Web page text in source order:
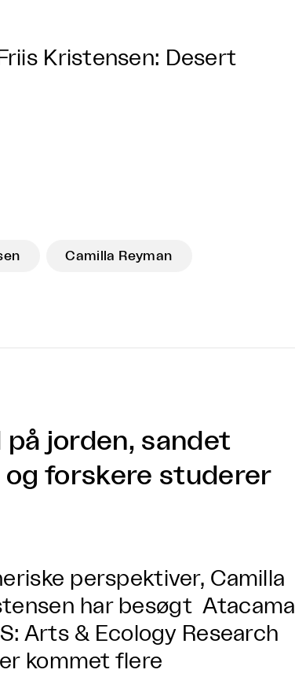
Kristensen: Desert
Camilla Reyman
jorden, sandet
forskere studerer
perspektiver, Camilla
har besøgt Atacama
Arts & Ecology Research
kommet flere